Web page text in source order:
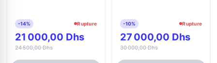
-14% Rupture
21 000,00 Dhs
24 500,00 Dhs
-10% Rupture
27 000,00 Dhs
30 000,00 Dhs